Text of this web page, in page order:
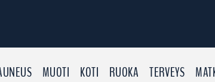
MUOTI KOTI RUOKA TERVEYS